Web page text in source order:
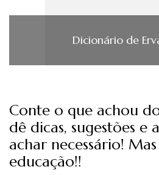
Dicionário de
Conte o que achou
dê dicas, sugestões e
achar necessário!
educação!!